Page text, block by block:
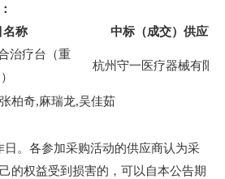
名称 中标（成交）供应商
治疗台（重
杭州守一医疗器械有限
张柏奇,麻瑞龙,吴佳茹
日。各参加采购活动的供应商认为采
的权益受到损害的，可以自本公告期